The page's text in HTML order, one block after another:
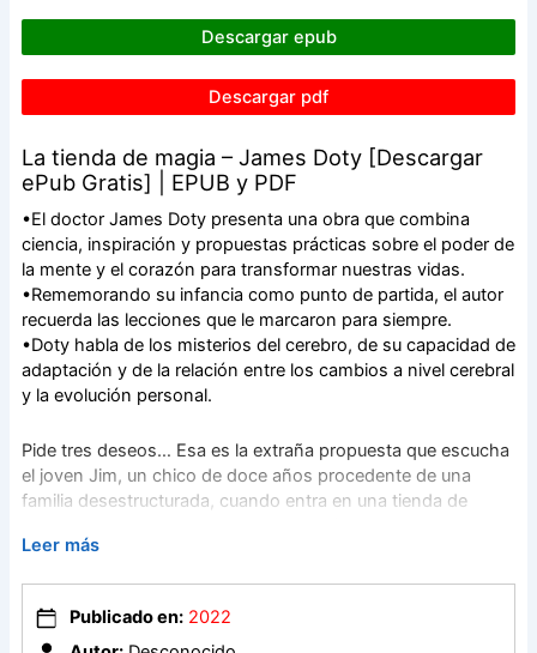
Descargar epub
Descargar pdf
La tienda de magia – James Doty [Descargar
ePub Gratis] | EPUB y PDF
•El doctor James Doty presenta una obra que combina
ciencia, inspiración y propuestas prácticas sobre el poder de
la mente y el corazón para transformar nuestras vidas.
•Rememorando su infancia como punto de partida, el autor
recuerda las lecciones que le marcaron para siempre.
•Doty habla de los misterios del cerebro, de su capacidad de
adaptación y de la relación entre los cambios a nivel cerebral
y la evolución personal.
Pide tres deseos… Esa es la extraña propuesta que escucha
el joven Jim, un chico de doce años procedente de una
familia desestructurada, cuando entra en una tienda de
está a punto de descubrir en qué consiste la verdadera
Leer más
Publicado en: 2022